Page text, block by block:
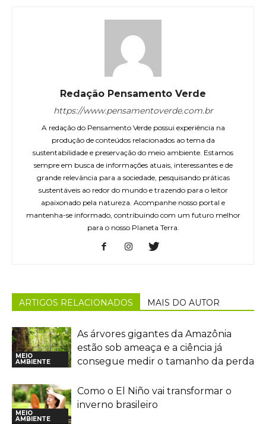
Redação Pensamento Verde
https://www.pensamentoverde.com.br
A redação do Pensamento Verde possui experiência na
produção de conteúdos relacionados ao tema da
sustentabilidade e preservação do meio ambiente. Estamos
sempre em busca de informações atuais, interessantes e de
grande relevância para a sociedade, pesquisando práticas
sustentáveis ao redor do mundo e trazendo para o leitor
apaixonado pela natureza. Acompanhe nosso portal e
mantenha-se informado, contribuindo com um futuro melhor
para o nosso Planeta Terra.
ARTIGOS RELACIONADOS MAIS DO AUTOR
MEIO
AMBIENTE
As árvores gigantes da Amazônia
estão sob ameaça e a ciência já
consegue medir o tamanho da perda
MEIO
AMBIENTE
Como o El Niño vai transformar o
inverno brasileiro